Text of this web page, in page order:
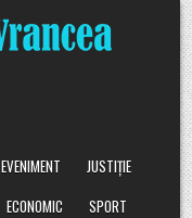
EVENIMENT
JUSTIȚIE
ECONOMIC
SPORT